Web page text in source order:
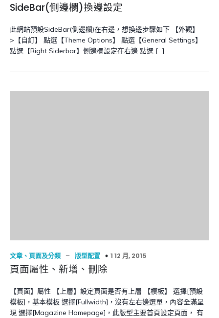
SideBar(側邊欄)換邊設定
此網站預設SideBar(側邊欄)在右邊，想換邊步驟如下 【外觀】
>【自訂】 點選【Theme Options】 點選【General Settings】
點選【Right Siderbar】側邊欄設定在右邊 點選 […]
文章、頁面及分類 – 版型配置 1 12 月, 2015
頁面屬性、新增、刪除
【頁面】屬性 【上層】設定頁面是否有上層 【模板】 選擇[預設
模板]，基本模板 選擇[Fullwidth]，沒有左右邊選單，內容全滿呈
現 選擇[Magazine Homepage]，此版型主要首頁設定頁面， 有